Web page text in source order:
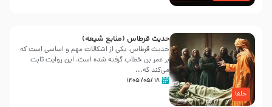
خلفا
حدیث قرطاس (منابع شیعه)
حدیث قرطاس، یکی از اشکالات مهم و اساسی است که
بر عمر بن خطاب گرفته شده است، این روایت ثابت
می‌کند که...
۱۸ /۰۵/ ۱۴۰۵